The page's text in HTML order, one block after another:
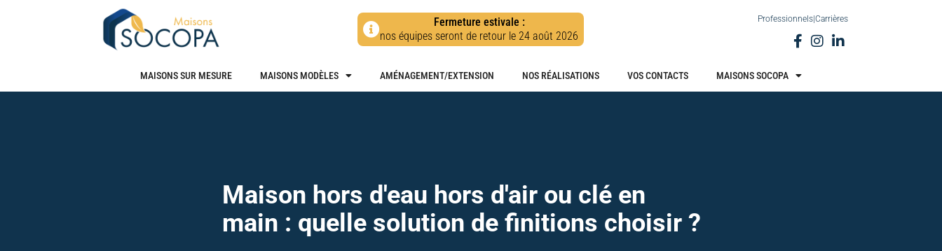
Fermeture estivale :
nos équipes seront de retour le 24 août 2026
Professionnels|Carrières
MAISONS SUR MESURE MAISONS MODÈLES AMÉNAGEMENT/EXTENSION NOS RÉALISATIONS VOS CONTACTS MAISONS SOCOPA
Maison hors d'eau hors d'air ou clé en
main : quelle solution de finitions choisir ?